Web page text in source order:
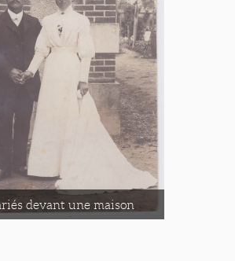
devant une maison